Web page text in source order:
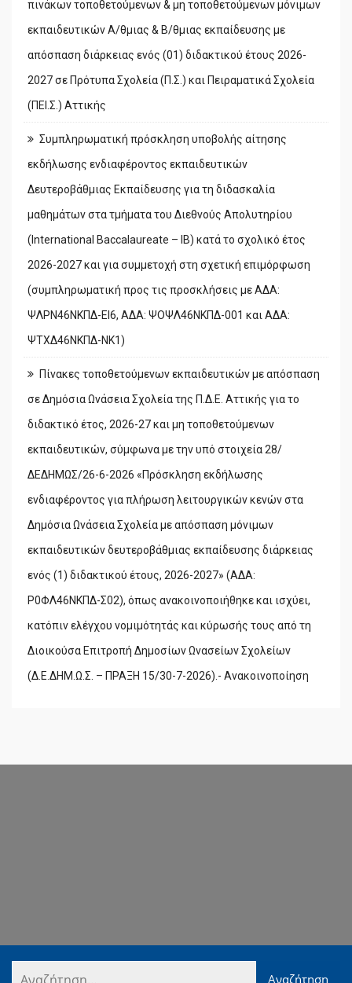
πινάκων τοποθετούμενων & μη τοποθετούμενων μόνιμων
εκπαιδευτικών Α/θμιας & Β/θμιας εκπαίδευσης με
απόσπαση διάρκειας ενός (01) διδακτικού έτους 2026-
2027 σε Πρότυπα Σχολεία (Π.Σ.) και Πειραματικά Σχολεία
(ΠΕΙ.Σ.) Αττικής
Συμπληρωματική πρόσκληση υποβολής αίτησης
εκδήλωσης ενδιαφέροντος εκπαιδευτικών
Δευτεροβάθμιας Εκπαίδευσης για τη διδασκαλία
μαθημάτων στα τμήματα του Διεθνούς Απολυτηρίου
(International Baccalaureate – IB) κατά το σχολικό έτος
2026-2027 και για συμμετοχή στη σχετική επιμόρφωση
(συμπληρωματική προς τις προσκλήσεις με ΑΔΑ:
ΨΛΡΝ46ΝΚΠΔ-ΕΙ6, ΑΔΑ: ΨΟΨΛ46ΝΚΠΔ-001 και ΑΔΑ:
ΨΤΧΔ46ΝΚΠΔ-ΝΚ1)
Πίνακες τοποθετούμενων εκπαιδευτικών με απόσπαση
σε Δημόσια Ωνάσεια Σχολεία της Π.Δ.Ε. Αττικής για το
διδακτικό έτος, 2026-27 και μη τοποθετούμενων
εκπαιδευτικών, σύμφωνα με την υπό στοιχεία 28/
ΔΕΔΗΜΩΣ/26-6-2026 «Πρόσκληση εκδήλωσης
ενδιαφέροντος για πλήρωση λειτουργικών κενών στα
Δημόσια Ωνάσεια Σχολεία με απόσπαση μόνιμων
εκπαιδευτικών δευτεροβάθμιας εκπαίδευσης διάρκειας
ενός (1) διδακτικού έτους, 2026-2027» (ΑΔΑ:
Ρ0ΦΛ46ΝΚΠΔ-Σ02), όπως ανακοινοποιήθηκε και ισχύει,
κατόπιν ελέγχου νομιμότητάς και κύρωσής τους από τη
Διοικούσα Επιτροπή Δημοσίων Ωνασείων Σχολείων
(Δ.Ε.ΔΗΜ.Ω.Σ. – ΠΡΑΞΗ 15/30-7-2026).- Ανακοινοποίηση